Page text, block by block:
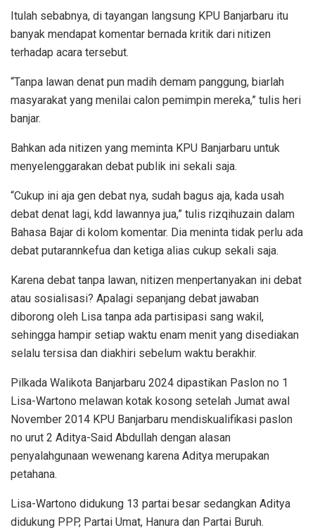
Itulah sebabnya, di tayangan langsung KPU Banjarbaru itu
banyak mendapat komentar bernada kritik dari nitizen
terhadap acara tersebut.
“Tanpa lawan denat pun madih demam panggung, biarlah
masyarakat yang menilai calon pemimpin mereka,” tulis heri
banjar.
Bahkan ada nitizen yang meminta KPU Banjarbaru untuk
menyelenggarakan debat publik ini sekali saja.
“Cukup ini aja gen debat nya, sudah bagus aja, kada usah
debat denat lagi, kdd lawannya jua,” tulis rizqihuzain dalam
Bahasa Bajar di kolom komentar. Dia meninta tidak perlu ada
debat putarannkefua dan ketiga alias cukup sekali saja.
Karena debat tanpa lawan, nitizen menpertanyakan ini debat
atau sosialisasi? Apalagi sepanjang debat jawaban
diborong oleh Lisa tanpa ada partisipasi sang wakil,
sehingga hampir setiap waktu enam menit yang disediakan
selalu tersisa dan diakhiri sebelum waktu berakhir.
Pilkada Walikota Banjarbaru 2024 dipastikan Paslon no 1
Lisa-Wartono melawan kotak kosong setelah Jumat awal
November 2014 KPU Banjarbaru mendiskualifikasi paslon
no urut 2 Aditya-Said Abdullah dengan alasan
penyalahgunaan wewenang karena Aditya merupakan
petahana.
Lisa-Wartono didukung 13 partai besar sedangkan Aditya
didukung PPP, Partai Umat, Hanura dan Partai Buruh.